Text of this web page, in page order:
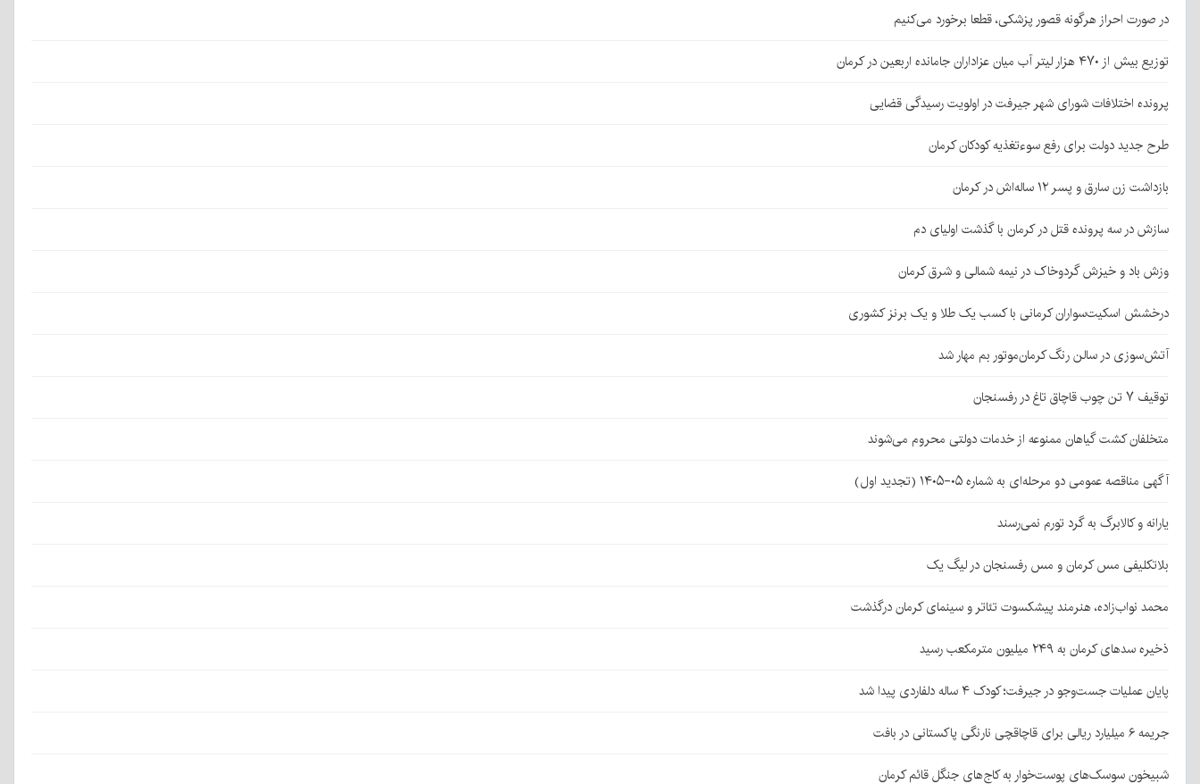
در صورت احراز هرگونه قصور پزشکی، قطعا برخورد می‌کنیم
توزیع بیش از ۴۷۰ هزار لیتر آب میان عزاداران جامانده اربعین در کرمان
پرونده اختلافات شورای شهر جیرفت در اولویت رسیدگی قضایی
طرح جدید دولت برای رفع سوءتغذیه کودکان کرمان
بازداشت زن سارق و پسر ۱۲ ساله‌اش در کرمان
سازش در سه پرونده قتل در کرمان با گذشت اولیای دم
وزش باد و خیزش گردوخاک در نیمه شمالی و شرق کرمان
درخشش اسکیت‌سواران کرمانی با کسب یک طلا و یک برنز کشوری
آتش‌سوزی در سالن رنگ کرمان‌موتور بم مهار شد
توقیف ۷ تن چوب قاچاق تاغ در رفسنجان
متخلفان کشت گیاهان ممنوعه از خدمات دولتی محروم می‌شوند
آگهی مناقصه عمومی دو مرحله‌ای به شماره ۰۵-۱۴۰۵ (تجدید اول)
یارانه و کالابرگ به گرد تورم نمی‌رسند
بلاتکلیفی مس کرمان و مس رفسنجان در لیگ یک
محمد نواب‌زاده، هنرمند پیشکسوت تئاتر و سینمای کرمان درگذشت
ذخیره سدهای کرمان به ۲۴۹ میلیون مترمکعب رسید
پایان عملیات جست‌وجو در جیرفت؛ کودک ۴ ساله دلفاردی پیدا شد
جریمه ۶ میلیارد ریالی برای قاچاقچی نارنگی پاکستانی در بافت
شبیخون سوسک‌های پوست‌خوار به کاج‌های جنگل قائم کرمان